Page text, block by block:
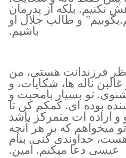
نكنيم. بلكه از پدرمان
و طالب جلال او
باشيم.
فرزندانت هستى، من
ناله ها، شكايات، و
تو بسيار بامحبت و
بوده اى. كمكم كن تا
اراده ات متمركز باشد
ميخواهم كه بر هر آنچه
خداوندى كنى. بنام
عيسى دعا ميكنم. آمين.